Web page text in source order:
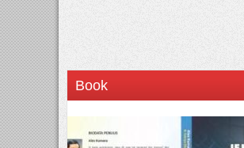
Book